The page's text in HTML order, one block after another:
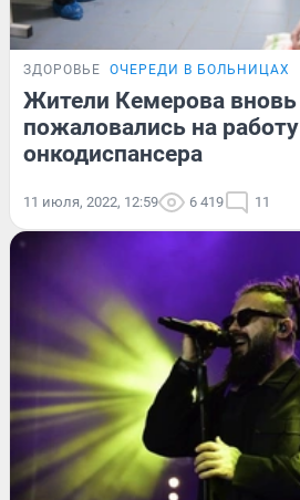
ЗДОРОВЬЕ ОЧЕРЕДИ В БОЛЬНИЦАХ
Жители Кемерова вновь
пожаловались на работу
онкодиспансера
11 июля, 2022, 12:59 6 419 11